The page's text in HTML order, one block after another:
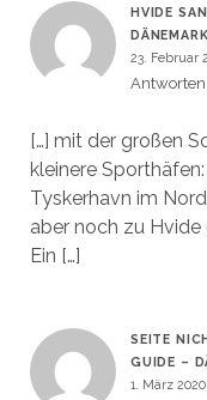
HVIDE
23. Februar
Antworten
[…] mit der großen
kleinere
Tyskerhavn im
aber noch zu Hvide
Ein […]
SEITE
GUIDE –
1. März 2020